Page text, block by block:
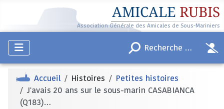
AMICALE RUBIS
Association Générale des Amicales de Sous-Mariniers
Accueil Histoires
Petites histoires
J'avais 20 ans sur le sous-marin CASABIANCA
(Q183)…